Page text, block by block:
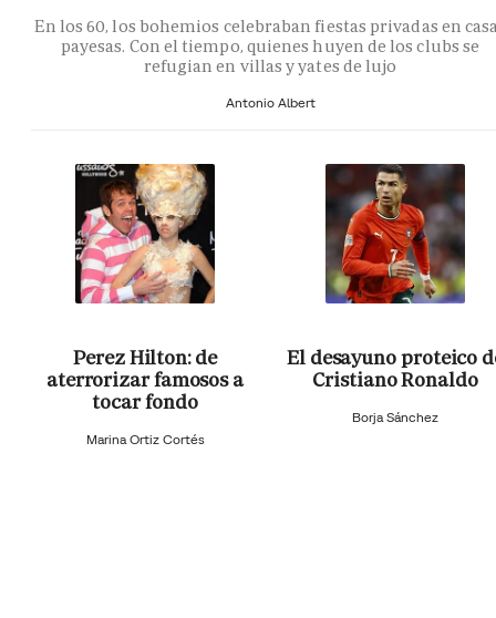
En los 60, los bohemios celebraban fiestas privadas en
payesas. Con el tiempo, quienes huyen de los clubs se
refugian en villas y yates de lujo
Antonio Albert
Perez Hilton: de
aterrorizar famosos a
tocar fondo
Marina Ortiz Cortés
El desayuno proteico
Cristiano Ronaldo
Borja Sánchez